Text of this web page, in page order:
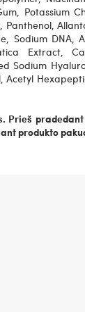
Potassium
Panthenol,
Sodium DNA,
Extract,
Sodium
Acetyl
Prieš
produkto